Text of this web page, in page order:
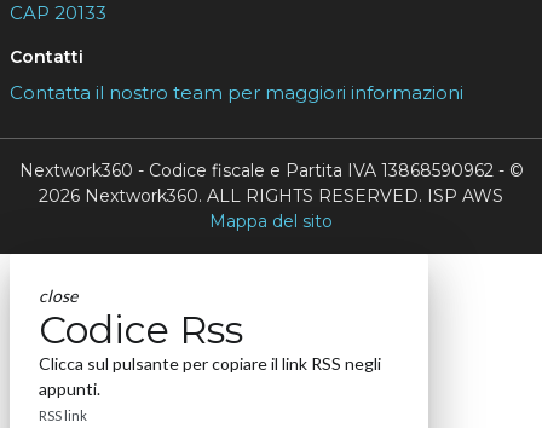
CAP 20133
Contatti
Contatta il nostro team per maggiori informazioni
Nextwork360 - Codice fiscale e Partita IVA 13868590962 - ©
2026 Nextwork360. ALL RIGHTS RESERVED. ISP AWS
Mappa del sito
close
Codice Rss
Clicca sul pulsante per copiare il link RSS negli
appunti.
RSS link